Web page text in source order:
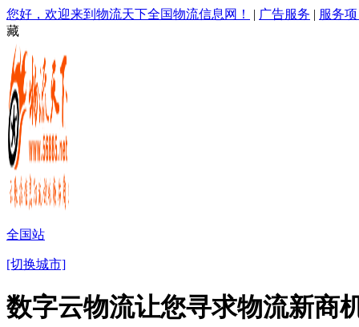
您好，欢迎来到物流天下全国物流信息网！ | 广告服务 | 服务
藏
全国站
[切换城市]
数字云物流让您寻求物流新商